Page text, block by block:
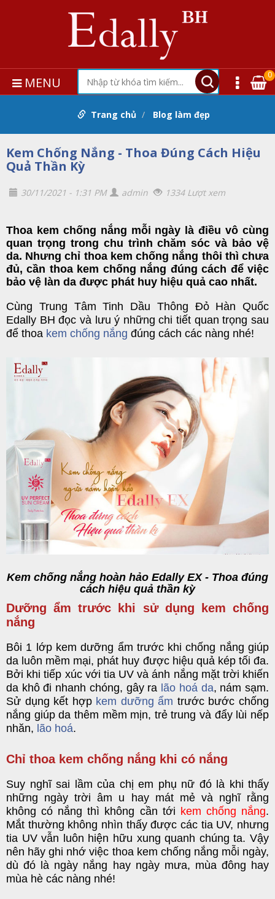
MENU 0
Trang chủ Blog làm đẹp
Kem Chống Nắng - Thoa Đúng Cách Hiệu
Quả Thần Kỳ
30/11/2021 - 1:31 PM admin 1334 Lượt xem
Thoa kem chống nắng mỗi ngày là điều vô cùng
quan trọng trong chu trình chăm sóc và bảo vệ
da. Nhưng chỉ thoa kem chống nắng thôi thì chưa
đủ, cần thoa kem chống nắng đúng cách để việc
bảo vệ làn da được phát huy hiệu quả cao nhất.
Cùng Trung TâmTinh Dầu Thông Đỏ Hàn Quốc
Edally BH đọc và lưu ý những chi tiết quan trọng sau
để thoa kem chống nắng đúng cách các nàng nhé!
Kem chống nắng hoàn hảo Edally EX - Thoa đúng
cách hiệu quả thần kỳ
Dưỡng ẩm trước khi sử dụng kem chống
nắng
Bôi 1 lớp kem dưỡng ẩm trước khi chống nắng giúp
da luôn mềm mại, phát huy được hiệu quả kép tối đa.
Bởi khi tiếp xúc với tia UV và ánh nắng mặt trời khiến
da khô đi nhanh chóng, gây ra lão hoá da, nám sạm.
Sử dụng kết hợp kem dưỡng ẩm trước bước chống
nắng giúp da thêm mềm mịn, trẻ trung và đẩy lùi nếp
nhăn, lão hoá.
Chỉ thoa kem chống nắng khi có nắng
Suy nghĩ sai lầm của chị em phụ nữ đó là khi thấy
những ngày trời âm u hay mát mẻ và nghĩ rằng
không có nắng thì không cần tới kem chống nắng.
Mắt thường không nhìn thấy được các tia UV, nhưng
tia UV vẫn luôn hiện hữu xung quanh chúng ta. Vậy
nên hãy ghi nhớ việc thoa kem chống nắng mỗi ngày,
dù đó là ngày nắng hay ngày mưa, mùa đông hay
mùa hè các nàng nhé!